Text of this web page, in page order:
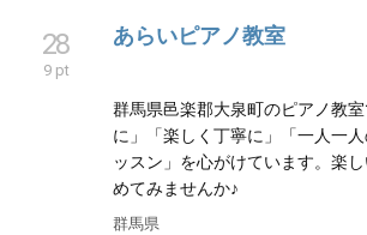
9 pt
お子様から大人の方まで一生懸命
るピアノ教室です！伴奏や演奏の